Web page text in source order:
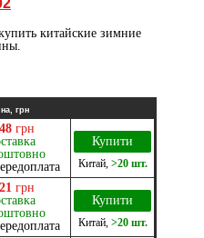
китайские зимние
грн
грн
Купити
Китай, >20 шт.
грн
Купити
Китай, >20 шт.